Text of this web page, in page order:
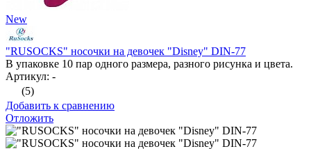
New
"RUSOCKS" носочки на девочек "Disney" DIN-77
В упаковке 10 пар одного размера, разного рисунка и цвета.
Артикул: -
(5)
Добавить к сравнению
Отложить